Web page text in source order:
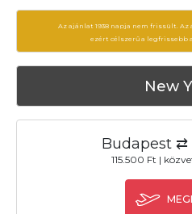
Az ajánlat 1938 napja nem frissült.
ezért célszerű a legfrissebb
New
Budapest ⇄
115.500 Ft |